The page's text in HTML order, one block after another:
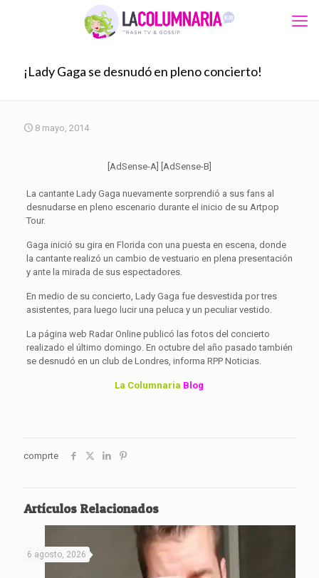
¡Lady Gaga se desnudó en pleno concierto!
8 mayo, 2014
[AdSense-A] [AdSense-B]
La cantante Lady Gaga nuevamente sorprendió a sus fans al
desnudarse en pleno escenario durante el inicio de su Artpop
Tour.
Gaga inició su gira en Florida con una puesta en escena, donde
la cantante realizó un cambio de vestuario en plena presentación
y ante la mirada de sus espectadores.
En medio de su concierto, Lady Gaga fue desvestida por tres
asistentes, para luego lucir una peluca y un peculiar vestido.
La página web Radar Online publicó las fotos del concierto
realizado el último domingo. En octubre del año pasado también
se desnudó en un club de Londres, informa RPP Noticias.
La Columnaria Blog
comprte
Artículos Relacionados
6 agosto, 2026